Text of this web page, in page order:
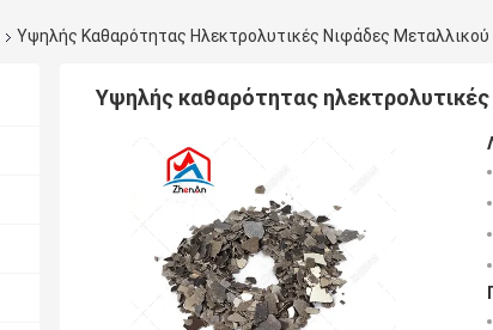
Υψηλής Καθαρότητας Ηλεκτρολυτικές Νιφάδες Μεταλλικού
Υψηλής καθαρότητας